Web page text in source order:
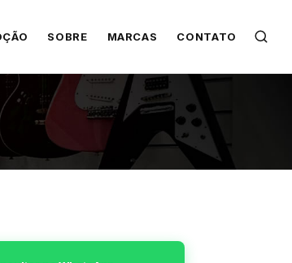
SOBRE MARCAS CONTATO